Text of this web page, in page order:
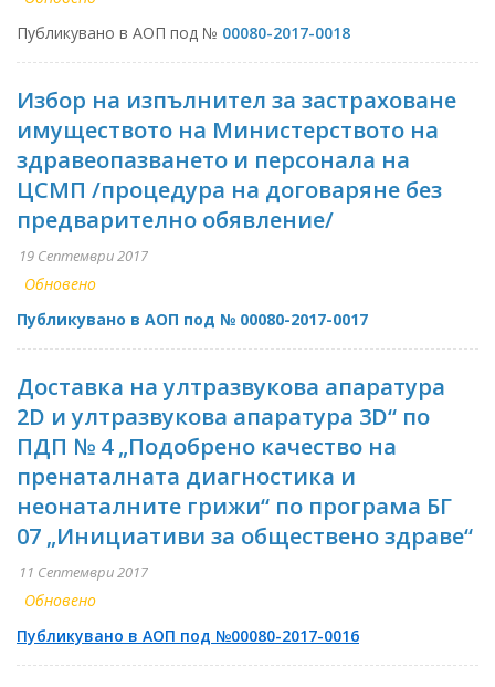
Публикувано в АОП под № 00080-2017-0018
Избор на изпълнител за застраховане
имуществото на Министерството на
здравеопазването и персонала на
ЦСМП /процедура на договаряне без
предварително обявление/
19 Септември 2017
Обновено
Публикувано в АОП под № 00080-2017-0017
Доставка на ултразвукова апаратура
2D и ултразвукова апаратура 3D“ по
ПДП № 4 „Подобрено качество на
пренаталната диагностика и
неонаталните грижи“ по програма БГ
07 „Инициативи за обществено здраве“
11 Септември 2017
Обновено
Публикувано в АОП под №00080-2017-0016